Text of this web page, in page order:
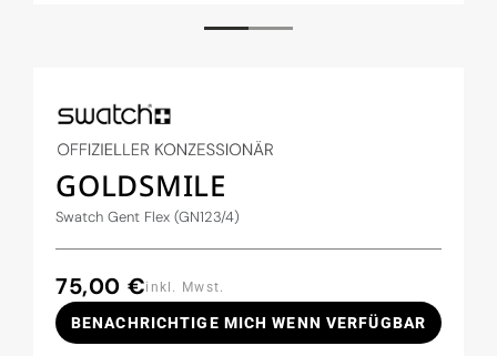
GOLDSMILE
Swatch Gent Flex (GN123/4)
Normaler
Preis
75,00 €inkl. Mwst.
BENACHRICHTIGE MICH WENN VERFÜGBAR